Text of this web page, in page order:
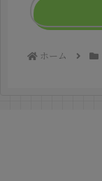
ホーム